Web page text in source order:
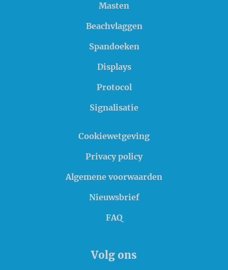
Masten
Beachvlaggen
Spandoeken
Displays
Protocol
Signalisatie
Cookiewetgeving
Privacy policy
Algemene voorwaarden
Nieuwsbrief
FAQ
Volg ons